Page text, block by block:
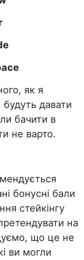
як я
давати
бачити в
не варто.
бонусні бали
стейкінгу
на
що це не
ви могли